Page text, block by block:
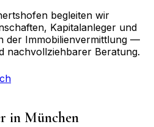
begleiten wir
Kapitalanleger und
der Immobilienvermittlung —
nachvollziehbarer Beratung.
in München